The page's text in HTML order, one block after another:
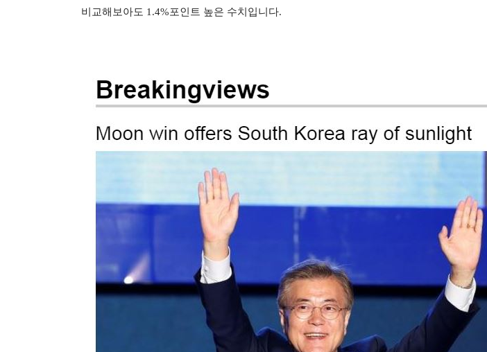
비교해보아도 1.4%포인트 높은 수치입니다.